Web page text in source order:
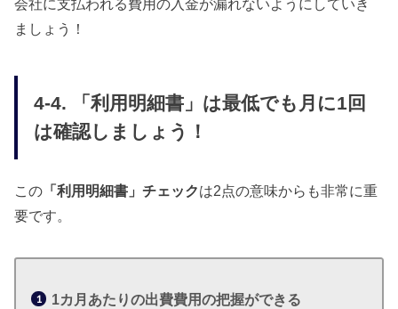
会社に支払われる費用の入金が漏れないようにしていき
ましょう！
4-4. 「利用明細書」は最低でも月に1回
は確認しましょう！
この 「利用明細書」チェックは2点の意味からも非常に重
要です。
1カ月あたりの出費費用の把握ができる